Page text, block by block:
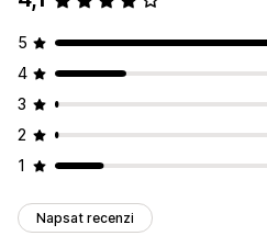
5
4
3
2
1
Napsat recenzi